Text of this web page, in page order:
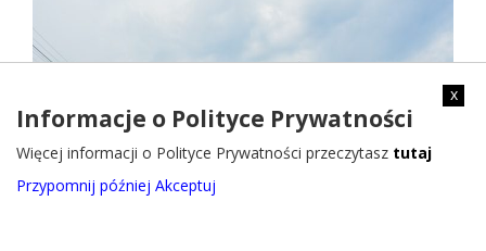
x
Informacje o Polityce Prywatności
Więcej informacji o Polityce Prywatności przeczytasz tutaj
Przypomnij później Akceptuj